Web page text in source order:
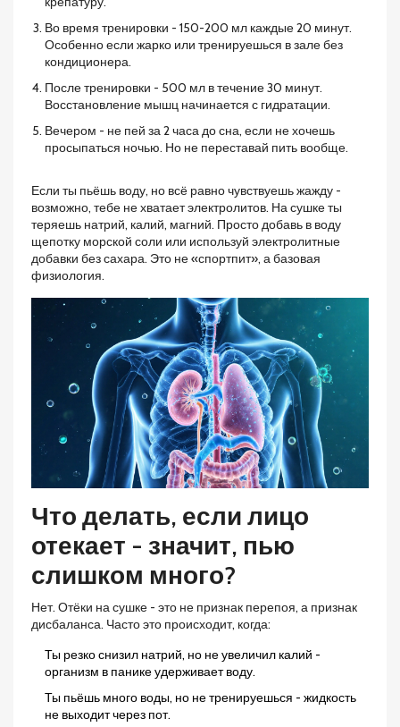
Во время тренировки - 150-200 мл каждые 20 минут.
Особенно если жарко или тренируешься в зале без
кондиционера.
После тренировки - 500 мл в течение 30 минут.
Восстановление мышц начинается с гидратации.
Вечером - не пей за 2 часа до сна, если не хочешь
просыпаться ночью. Но не переставай пить вообще.
Если ты пьёшь воду, но всё равно чувствуешь жажду -
возможно, тебе не хватает электролитов. На сушке ты
теряешь натрий, калий, магний. Просто добавь в воду
щепотку морской соли или используй электролитные
добавки без сахара. Это не «спортпит», а базовая
физиология.
Что делать, если лицо
отекает - значит, пью
слишком много?
Нет. Отёки на сушке - это не признак перепоя, а признак
дисбаланса. Часто это происходит, когда:
Ты резко снизил натрий, но не увеличил калий -
организм в панике удерживает воду.
Ты пьёшь много воды, но не тренируешься - жидкость
не выходит через пот.